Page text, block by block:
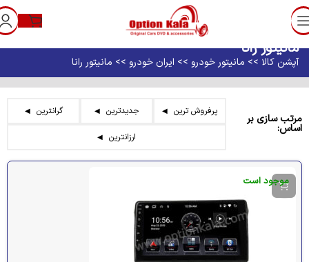
مانیتور رانا
آپشن کالا مانیتور خودرو ایران خودرو مانیتور رانا
مرتب سازی بر
اساس:
پرفروش ترین جدیدترین گرانترین
ارزانترین
موجود است